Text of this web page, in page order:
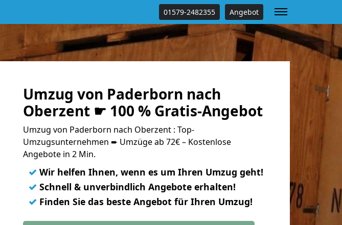
01579-2482355 Angebot
Umzug von Paderborn nach
Oberzent ☛ 100 % Gratis-Angebot
Umzug von Paderborn nach Oberzent : Top-
Umzugsunternehmen ➨ Umzüge ab 72€ – Kostenlose
Angebote in 2 Min.
✓ Wir helfen Ihnen, wenn es um Ihren Umzug geht!
✓ Schnell & unverbindlich Angebote erhalten!
✓ Finden Sie das beste Angebot für Ihren Umzug!